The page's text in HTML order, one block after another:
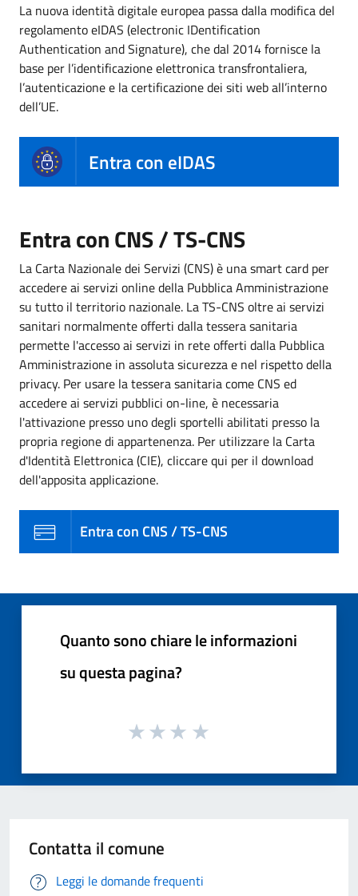
La nuova identità digitale europea passa dalla modifica del
regolamento eIDAS (electronic IDentification
Authentication and Signature), che dal 2014 fornisce la
base per l’identificazione elettronica transfrontaliera,
l’autenticazione e la certificazione dei siti web all’interno
dell’UE.
Entra con eIDAS
Entra con CNS / TS-CNS
La Carta Nazionale dei Servizi (CNS) è una smart card per
accedere ai servizi online della Pubblica Amministrazione
su tutto il territorio nazionale. La TS-CNS oltre ai servizi
sanitari normalmente offerti dalla tessera sanitaria
permette l'accesso ai servizi in rete offerti dalla Pubblica
Amministrazione in assoluta sicurezza e nel rispetto della
privacy. Per usare la tessera sanitaria come CNS ed
accedere ai servizi pubblici on-line, è necessaria
l'attivazione presso uno degli sportelli abilitati presso la
propria regione di appartenenza. Per utilizzare la Carta
d'Identità Elettronica (CIE), cliccare qui per il download
dell'apposita applicazione.
Entra con CNS / TS-CNS
Quanto sono chiare le informazioni
su questa pagina?
Contatta il comune
Leggi le domande frequenti